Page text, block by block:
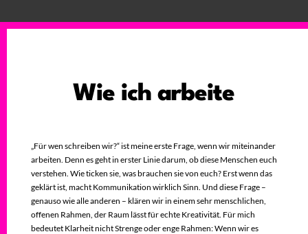
Wie ich arbeite
„Für wen schreiben wir?“ ist meine erste Frage, wenn wir miteinander
arbeiten. Denn es geht in erster Linie darum, ob diese Menschen euch
verstehen. Wie ticken sie, was brauchen sie von euch? Erst wenn das
geklärt ist, macht Kommunikation wirklich Sinn. Und diese Frage –
genauso wie alle anderen – klären wir in einem sehr menschlichen,
offenen Rahmen, der Raum lässt für echte Kreativität. Für mich
bedeutet Klarheit nicht Strenge oder enge Rahmen: Wenn wir es